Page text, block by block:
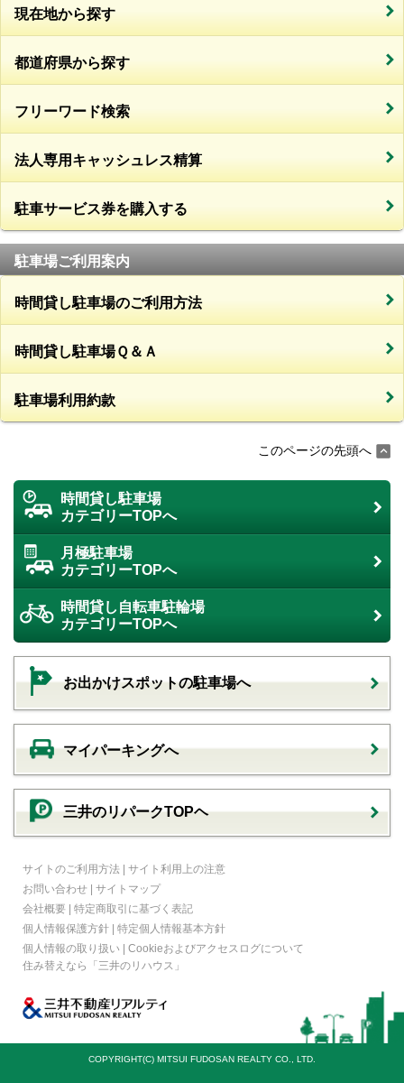
現在地から探す
都道府県から探す
フリーワード検索
法人専用キャッシュレス精算
駐車サービス券を購入する
駐車場ご利用案内
時間貸し駐車場のご利用方法
時間貸し駐車場Ｑ＆Ａ
駐車場利用約款
このページの先頭へ
時間貸し駐車場
カテゴリーTOPへ
月極駐車場
カテゴリーTOPへ
時間貸し自転車駐輪場
カテゴリーTOPへ
お出かけスポットの駐車場へ
マイパーキングへ
三井のリパークTOPヘ
サイトのご利用方法 | サイト利用上の注意
お問い合わせ | サイトマップ
会社概要 | 特定商取引に基づく表記
個人情報保護方針 | 特定個人情報基本方針
個人情報の取り扱い | Cookieおよびアクセスログについて
住み替えなら
「三井のリハウス」
COPYRIGHT(C) MITSUI FUDOSAN REALTY CO., LTD.